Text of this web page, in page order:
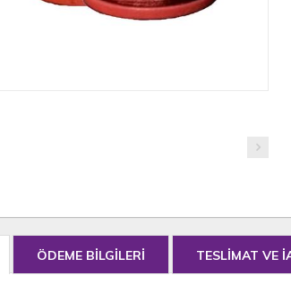
ÖDEME BİLGİLERİ TESLİMAT VE